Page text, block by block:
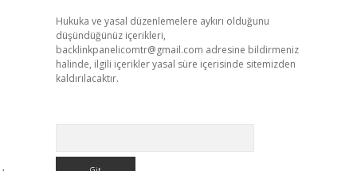
Hukuka ve yasal düzenlemelere aykırı olduğunu
düşündüğünüz içerikleri,
backlinkpanelicomtr@gmail.com adresine bildirmeniz
halinde, ilgili içerikler yasal süre içerisinde sitemizden
kaldırılacaktır.